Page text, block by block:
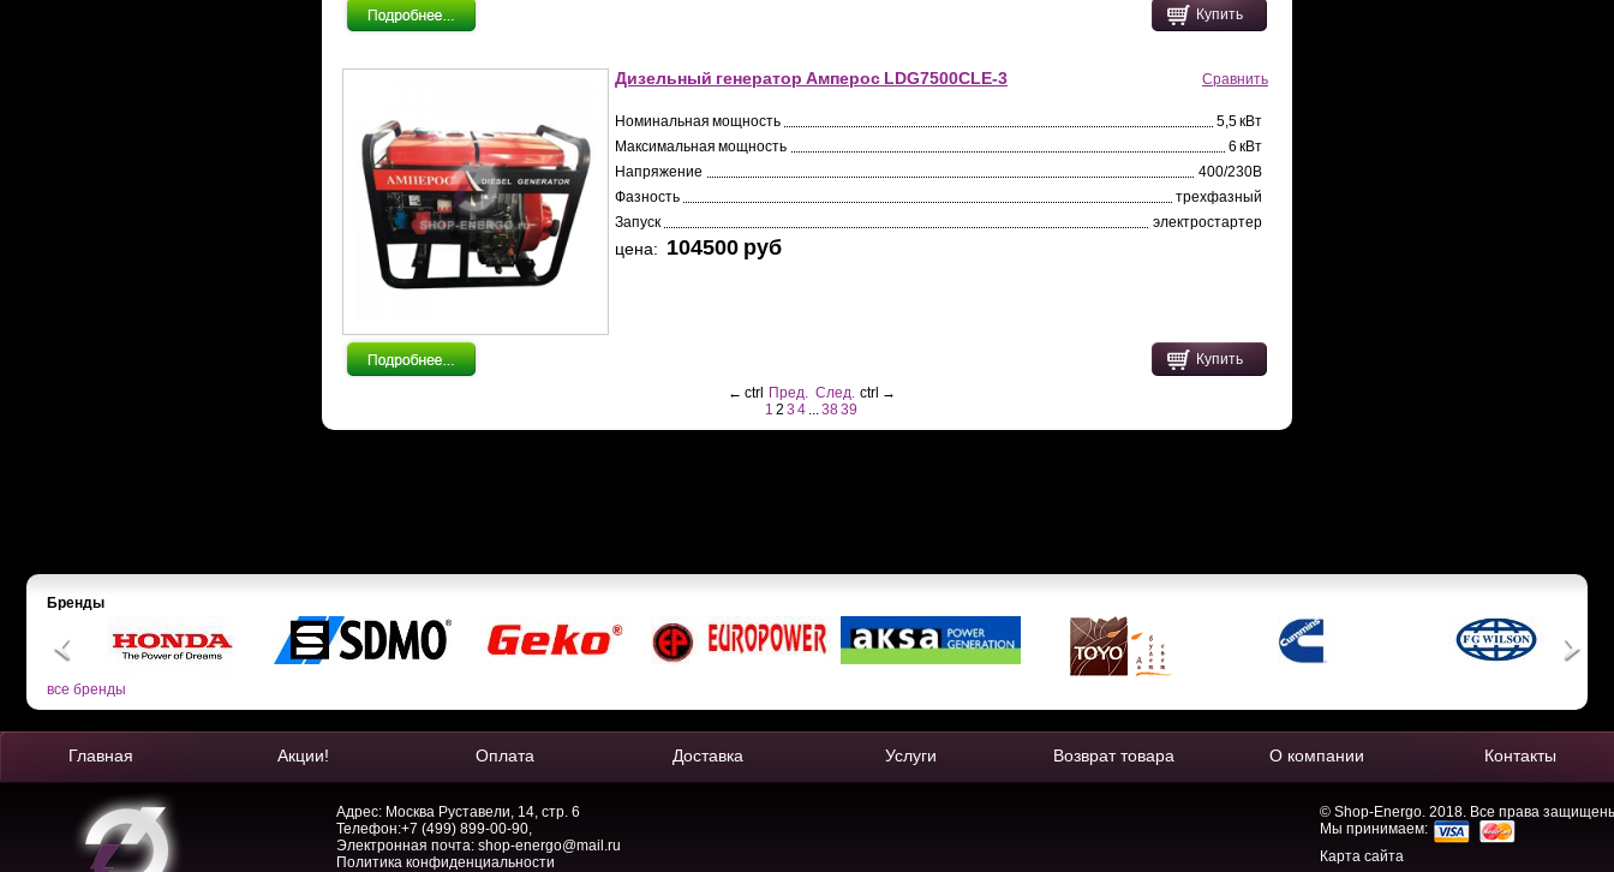
Купить
Дизельный генератор Амперос LDG7500СLE-3 Сравнить
Номинальная мощность
5,5 кВт
Максимальная мощность
6 кВт
Напряжение
400/230В
Фазность
трехфазный
Запуск
электростартер
цена: 104500 pуб
Купить
← ctrl Пред. След. ctrl →
1 2 3 4 3839
Бренды
все бренды
Главная Акции! Оплата Доставка Услуги Возврат товара О компании Контакты
Адрес: Москва Руставели, 14, стр. 6
Телефон:+7 (499) 899-00-90
Электронная почта: shop-energo@mail.ru
Политика конфиденциальности
© Shop-Energo. 2018. Все права
Мы принимаем:
Карта сайта